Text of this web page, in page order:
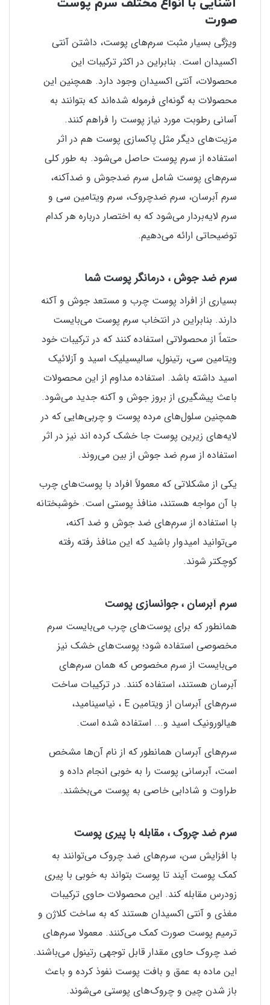
آشنایی با انواع مختلف سرم پوست
صورت
ویژگی بسیار مثبت سرم‌های پوست، داشتن آنتی
اکسیدان است. بنابراین در اکثر ترکیبات این
محصولات، آنتی اکسیدان وجود دارد. همچنین این
محصولات به گونه‌ای فرموله شده‌اند که بتوانند به
آسانی رطوبت مورد نیاز پوست را فراهم کنند.
مزیت‌های دیگر مثل پاکسازی پوست هم در اثر
استفاده از سرم پوست حاصل می‌شود. به طور کلی
سرم‌های پوست شامل سرم ضدجوش و ضد‌آکنه،
سرم آبرسان، سرم ضدچروک، سرم ویتامین سی و
سرم لایه‌بردار می‌شود که به اختصار درباره هر کدام
توضیحاتی ارائه می‌دهیم.
سرم ضد جوش ، درمانگر پوست شما
بسیاری از افراد پوست چرب و مستعد جوش و آکنه
دارند. بنابراین در انتخاب سرم پوست می‌بایست
حتماً از محصولاتی استفاده کنند که در ترکیبات خود
ویتامین سی، رتینول، سالیسیلیک اسید و آزلائیک
اسید داشته باشد. استفاده مداوم از این محصولات
باعث پیشگیری از بروز جوش و آکنه جدید می‌شود.
همچنین سلول‌های مرده پوست و چربی‌هایی که در
لایه‌های زیرین پوست جا خشک کرده اند نیز در اثر
استفاده از سرم ضد جوش از بین می‌روند.
یکی از مشکلاتی که معمولاً افراد با پوست‌های چرب
با آن مواجه هستند، منافذ پوستی است. خوشبختانه
با استفاده از سرم‌های ضد جوش و ضد آکنه،
می‌توانید امیدوار باشید که این منافذ رفته رفته
کوچکتر شوند.
سرم آبرسان ، جوانسازی پوست
همانطور که برای پوست‌های چرب می‌بایست سرم
مخصوصی استفاده شود؛ پوست‌های خشک نیز
می‌بایست از سرم مخصوص که همان سرم‌های
آبرسان هستند، استفاده کنند. در ترکیبات ساخت
سرم‌های آبرسان از ویتامین E ، نیاسینامید،
هیالورونیک اسید و... استفاده شده است.
سرم‌های آبرسان همانطور که از نام آن‌ها مشخص
است، آبرسانی پوست را به خوبی انجام داده و
طراوت و شادابی خاصی به پوست می‌بخشند.
سرم ضد چروک ، مقابله با پیری پوست
با افزایش سن، سرم‌های ضد چروک می‌توانند به
کمک پوست آیند تا پوست بتواند به خوبی با پیری
زودرس مقابله کند. این محصولات حاوی ترکیبات
مغذی و آنتی اکسیدان هستند که به ساخت کلاژن و
ترمیم پوست صورت کمک می‌کنند. معمولا سرم‌های
ضد چروک حاوی مقدار قابل توجهی رتینول می‌باشند.
این ماده به عمق و بافت پوست نفوذ کرده و باعث
باز شدن چین و چروک‌های پوستی می‌شوند.